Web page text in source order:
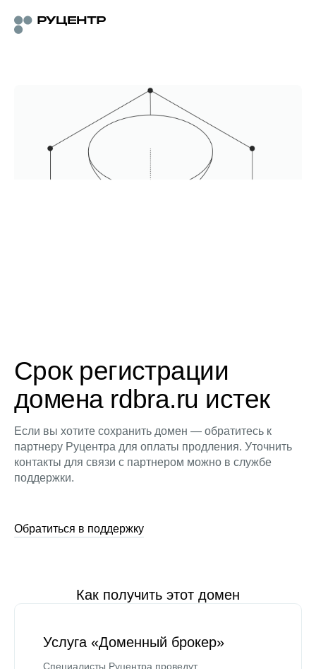
Срок регистрации
домена rdbra.ru истек
Если вы хотите сохранить домен — обратитесь к
партнеру Руцентра для оплаты продления. Уточнить
контакты для связи с партнером можно в службе
поддержки.
Обратиться в поддержку
Как получить этот домен
Услуга «Доменный брокер»
Специалисты Руцентра проведут